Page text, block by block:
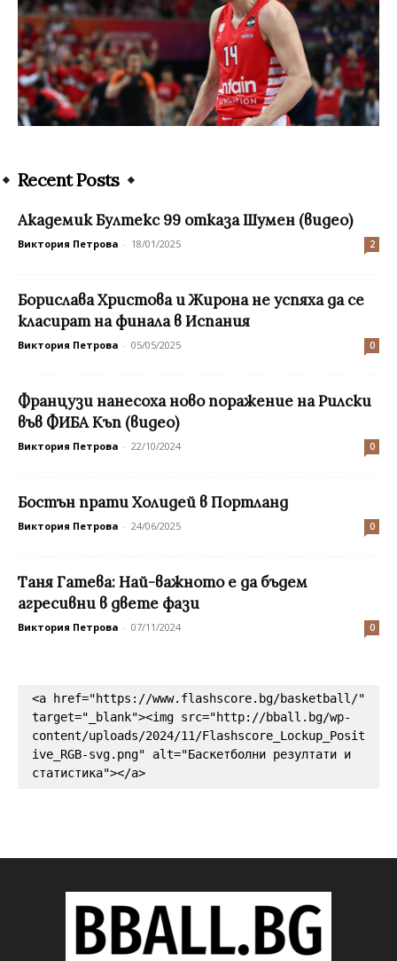
Recent Posts
Академик Бултекс 99 отказа Шумен (видео)
Виктория Петрова - 18/01/2025 2
Борислава Христова и Жирона не успяха да се
класират на финала в Испания
Виктория Петрова - 05/05/2025 0
Французи нанесоха ново поражение на Рилски
във ФИБА Къп (видео)
Виктория Петрова - 22/10/2024 0
Бостън прати Холидей в Портланд
Виктория Петрова - 24/06/2025 0
Таня Гатева: Най-важното е да бъдем
агресивни в двете фази
Виктория Петрова - 07/11/2024 0
<a href="https://www.flashscore.bg/basketball/"
target="_blank"><img src="http://bball.bg/wp-
content/uploads/2024/11/Flashscore_Lockup_Posit
ive_RGB-svg.png" alt="Баскетболни резултати и
статистика"></a>